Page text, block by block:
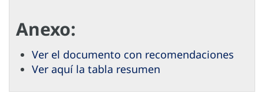
Anexo:
Ver el documento con recomendaciones
Ver aquí la tabla resumen